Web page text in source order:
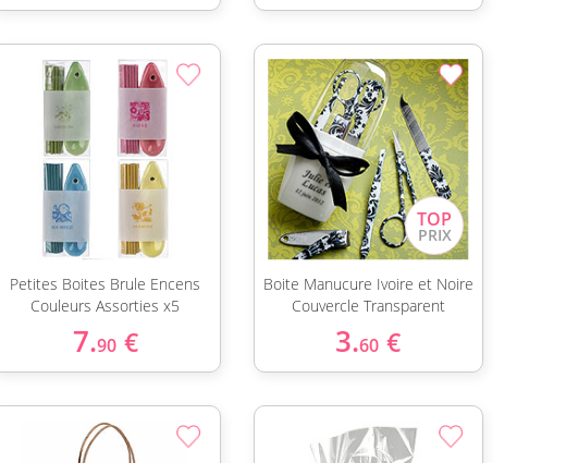
Petites Boites Brule Encens
Couleurs Assorties x5
7.90 €
Boite Manucure Ivoire et Noire
Couvercle Transparent
3.60 €